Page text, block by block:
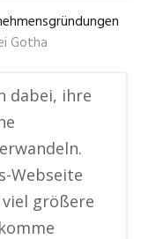
Gotha
dabei, ihre
Webseite
größere